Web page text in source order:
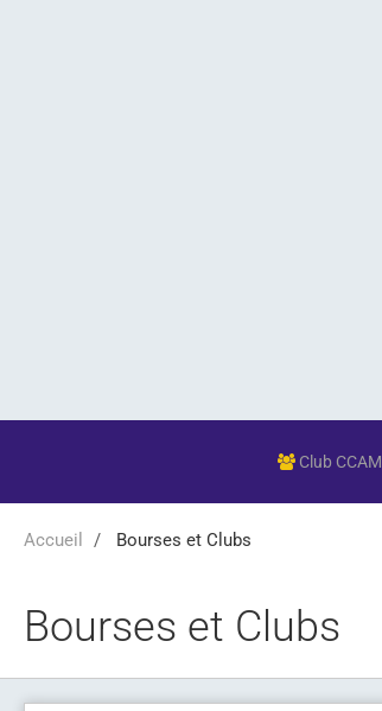
Club CCAM
Accueil Bourses et Clubs
Bourses et Clubs